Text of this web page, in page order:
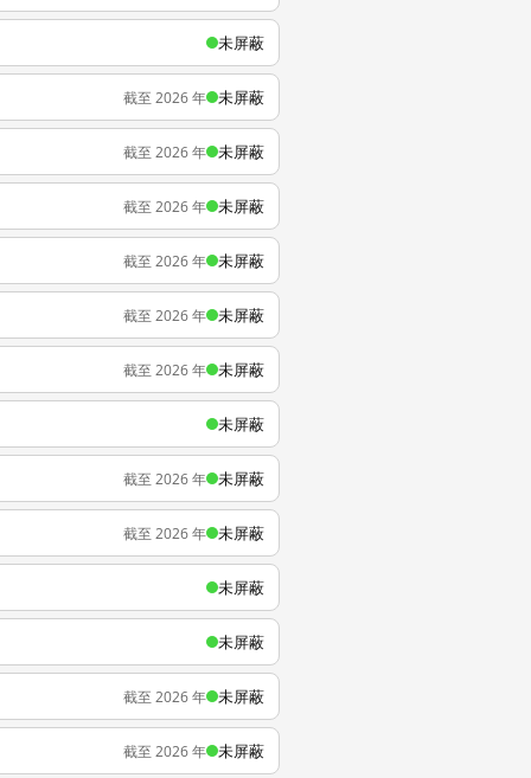
未屏蔽
截至 2026 年 未屏蔽
截至 2026 年 未屏蔽
截至 2026 年 未屏蔽
截至 2026 年 未屏蔽
截至 2026 年 未屏蔽
截至 2026 年 未屏蔽
未屏蔽
截至 2026 年 未屏蔽
截至 2026 年 未屏蔽
未屏蔽
未屏蔽
截至 2026 年 未屏蔽
截至 2026 年 未屏蔽